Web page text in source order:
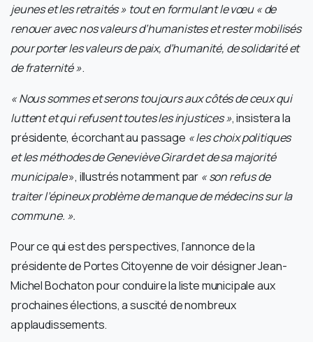
jeunes et les retraités » tout en formulant le vœu « de
renouer avec nos valeurs d’humanistes et rester mobilisés
pour porter les valeurs de paix, d’humanité, de solidarité et
de fraternité ».
«Nous sommes et serons toujours aux côtés de ceux qui
luttent et qui refusent toutes les injustices», insistera la
présidente, écorchant au passage « les choix politiques
et les méthodes de Geneviève Girard et de sa majorité
municipale», illustrés notamment par « son refus de
traiter l’épineux problème de manque de médecins sur la
commune. ».
Pour ce qui est des perspectives, l’annonce de la
présidente de Portes Citoyenne de voir désigner Jean-
Michel Bochaton pour conduire la liste municipale aux
prochaines élections, a suscité de nombreux
applaudissements.